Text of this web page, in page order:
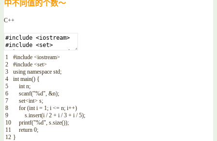
中不同值的个数～
C++
1
2
3
4
5
6
7
8
9
10
11
12
#include <iostream>
#include <set>
using namespace std;
int main() {
int n;
scanf("%d", &n);
set<int> s;
for (int i = 1; i <= n; i++)
s.insert(i / 2 + i / 3 + i / 5);
printf("%d", s.size());
return 0;
}